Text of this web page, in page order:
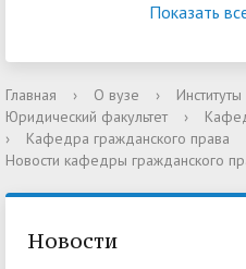
Показать
Главная › О вузе ›
Юридический факультет
›
›
Кафедра гражданского права
Новости кафедры гражданского
Новости